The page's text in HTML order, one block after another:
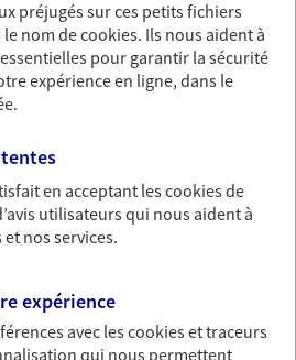
d'un expert. Découvrez
Epargne Retraite)
pour la retraite.
assurez-vous avec notre
préjugés sur ces petits fichiers
nom decookies. Ils nous aident à
pour garantir la sécurité
expérience en ligne, dans le
en acceptant lescookiesde
utilisateurs qui nous aident à
nos services.
expérience
avec lescookies et traceurs
qui nous permettent